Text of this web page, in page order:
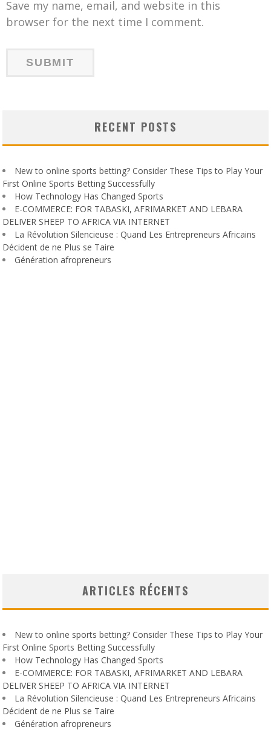
Save my name, email, and website in this
browser for the next time I comment.
RECENT POSTS
New to online sports betting? Consider These Tips to Play Your
First Online Sports Betting Successfully
How Technology Has Changed Sports
E-COMMERCE: FOR TABASKI, AFRIMARKET AND LEBARA
DELIVER SHEEP TO AFRICA VIA INTERNET
La Révolution Silencieuse : Quand Les Entrepreneurs Africains
Décident de ne Plus se Taire
Génération afropreneurs
ARTICLES RÉCENTS
New to online sports betting? Consider These Tips to Play Your
First Online Sports Betting Successfully
How Technology Has Changed Sports
E-COMMERCE: FOR TABASKI, AFRIMARKET AND LEBARA
DELIVER SHEEP TO AFRICA VIA INTERNET
La Révolution Silencieuse : Quand Les Entrepreneurs Africains
Décident de ne Plus se Taire
Génération afropreneurs